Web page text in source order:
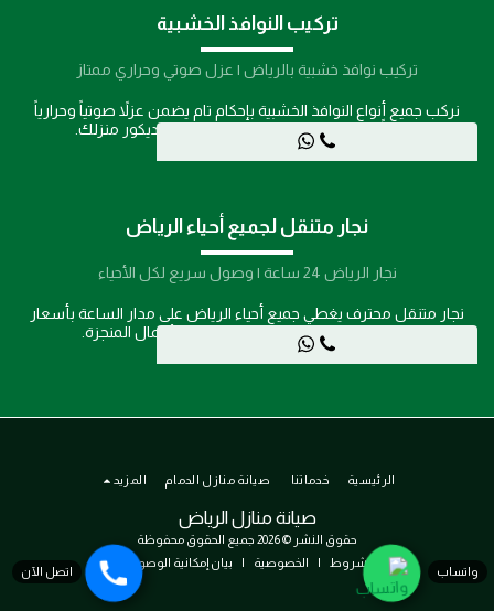
تركيب النوافذ الخشبية
تركيب نوافذ خشبية بالرياض | عزل صوتي وحراري ممتاز
نركب جميع أنواع النوافذ الخشبية بإحكام تام يضمن عزلاً صوتياً وحرارياً
ممتازاً مع تشطيب جمالي راقٍ يتناسق مع ديكور منزلك.
نجار متنقل لجميع أحياء الرياض
نجار الرياض 24 ساعة | وصول سريع لكل الأحياء
نجار متنقل محترف يغطي جميع أحياء الرياض على مدار الساعة بأسعار
شفافة ومنافسة وضمان على جميع الأعمال المنجزة.
صيانة منازل الرياض
حقوق النشر © 2026 جميع الحقوق محفوظة
الشروط
| الخصوصية | بيان إمكانية الوصول
الرئيسية خدماتنا صيانة منازل الدمام المزيد
واتساب اتصل الآن